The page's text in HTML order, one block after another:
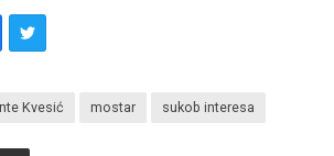
Kvesić mostar sukob interesa